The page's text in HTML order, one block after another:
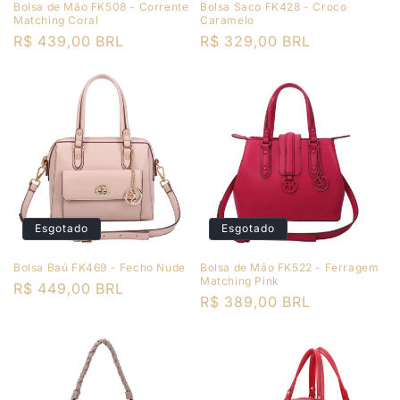
Bolsa de Mão FK508 - Corrente
Matching Coral
Preço
R$ 439,00 BRL
Bolsa Saco FK428 - Croco
Caramelo
Preço
R$ 329,00 BRL
Esgotado
Bolsa Baú FK469 - Fecho Nude
Preço
R$ 449,00 BRL
Esgotado
Bolsa de Mão FK522 - Ferragem
Matching Pink
Preço
R$ 389,00 BRL